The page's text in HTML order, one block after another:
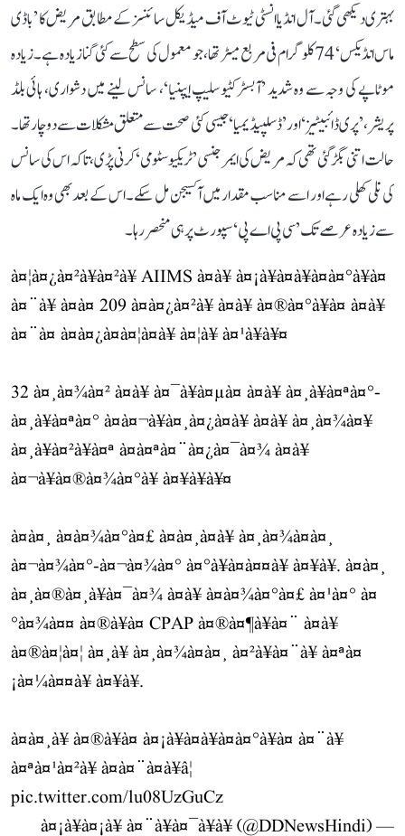
بہتری دیکھی گئی۔ آل انڈیا انسٹی ٹیوٹ آف میڈیکل سائنسز کے مطابق مریض کا ’باڈی
ماس انڈیکس‘ 74 کلوگرام فی مربع میٹر تھا، جو معمول کی سطح سے کئی گنا زیادہ ہے۔ زیادہ
موٹاپے کی وجہ سے وہ شدید ’آبسٹرکٹیو سلیپ ایپنیا‘، سانس لینے میں دشواری، ہائی بلڈ
پریشر، ’پری ڈائبیٹیز‘ اور ’ڈسلپیڈیمیا‘ جیسی کئی صحت سے متعلق مشکلات سے دوچار تھا۔
حالت اتنی بگڑ گئی تھی کہ مریض کی ایمرجنسی ’ٹریکیوسٹومی‘ کرنی پڑی، تاکہ اس کی سانس
کی نلی کھلی رہے اور اسے مناسب مقدار میں آکسیجن مل سکے۔ اس کے بعد بھی وہ ایک ماہ
سے زیادہ عرصے تک ’سی پی اے پی‘ سپورٹ پر ہی منحصر رہا۔
à¤¦à¤¿à¤²à¥à¤²à¥ AIIMS à¤à¥ à¤¡à¥à¤à¥à¤à¤°à¥à¤
à¤¨à¥ à¤à¤ 209 à¤à¤¿à¤²à¥ à¤à¥ à¤®à¤°à¥à¤ à¤à¥
à¤¨à¤ à¤à¤¿à¤à¤¦à¤à¥ à¤¦à¥ à¤¹à¥à¥¤
32 à¤¸à¤¾à¤² à¤à¥ à¤¯à¥à¤µà¤ à¤à¥ à¤¸à¥à¤ªà¤°-
à¤¸à¥à¤ªà¤° à¤à¤¬à¥à¤¸à¤¿à¤à¥ à¤à¥ à¤¸à¤¾à¤¥
à¤¸à¥à¤²à¥à¤ª à¤à¤ªà¤¨à¤¿à¤¯à¤¾ à¤à¥
à¤¬à¥à¤®à¤¾à¤°à¥ à¤¥à¥à¥¤
à¤à¤¸ à¤à¤¾à¤°à¤£ à¤à¤¸à¤à¥ à¤¸à¤¾à¤à¤¸
à¤¬à¤¾à¤°-à¤¬à¤¾à¤° à¤°à¥à¤à¤¤à¥ à¤¥à¥. à¤à¤¸
à¤¸à¤®à¤¸à¥à¤¯à¤¾ à¤à¥ à¤à¤¾à¤°à¤£ à¤¹à¤° à¤
°à¤¾à¤¤ à¤®à¥à¤ CPAP à¤®à¤¶à¥à¤¨ à¤à¥
à¤®à¤¦à¤¦ à¤¸à¥ à¤¸à¤¾à¤à¤¸ à¤²à¥à¤¨à¥ à¤ªà¤
¡à¤¼à¤¤à¥ à¤¥à¥.
à¤à¤¸à¥ à¤®à¥à¤ à¤¡à¥à¤à¥à¤à¤°à¥à¤ à¤¨à¥
à¤ªà¤¹à¤²à¥ à¤à¤¨à¤à¥â¦
pic.twitter.com/lu08UzGuCz
— à¤¡à¥à¤¡à¥ à¤¨à¥à¤¯à¥à¥ (@DDNewsHindi)